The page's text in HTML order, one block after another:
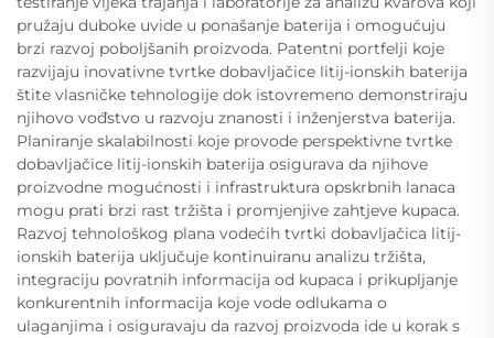
pružaju duboke uvide u ponašanje baterija i omogućuju
brzi razvoj poboljšanih proizvoda. Patentni portfelji koje
razvijaju inovativne tvrtke dobavljačice litij-ionskih baterija
štite vlasničke tehnologije dok istovremeno demonstriraju
njihovo vođstvo u razvoju znanosti i inženjerstva baterija.
Planiranje skalabilnosti koje provode perspektivne tvrtke
dobavljačice litij-ionskih baterija osigurava da njihove
proizvodne mogućnosti i infrastruktura opskrbnih lanaca
mogu prati brzi rast tržišta i promjenjive zahtjeve kupaca.
Razvoj tehnološkog plana vodećih tvrtki dobavljačica litij-
ionskih baterija uključuje kontinuiranu analizu tržišta,
integraciju povratnih informacija od kupaca i prikupljanje
konkurentnih informacija koje vode odlukama o
ulaganjima i osiguravaju da razvoj proizvoda ide u korak s